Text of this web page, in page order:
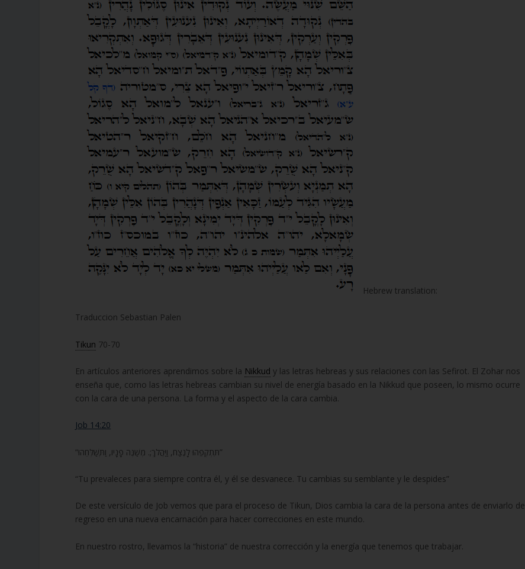
Hebrew translation:
Traduccion Sebastian Palen
Tikun 70-70
En artículos anteriores aprendimos sobre la Nikkud y las letras hebreas y sus relaciones con las Sefirot. El Zohar nos
enseña que, como las letras hebreas cambian su nivel de energía basado en la Nikkud que poseen, lo mismo ocurre
con la cara de una persona. La forma y el aspecto de la cara cambia.
Job 14:20
“תִּתְקְפֵהוּ לָנֶצַח, וַיַּהֲלֹךְ;. מְשַׁנֶּה פָנָיו, וַתְּשַׁלְּחֵהוּ”
“Tu prevaleces para siempre contra él, y él se desvanece. Tu cambias su semblante y le despides”
De este versículo de Job vemos que para el proceso de Tikun, Dios cambia la cara de la persona antes de enviarlo de
regreso en una nueva encarnación para hacer correcciones en este mundo.
En nuestro rostro, llevamos la “historia” de nuestra corrección y la energía que tenemos que trabajar.